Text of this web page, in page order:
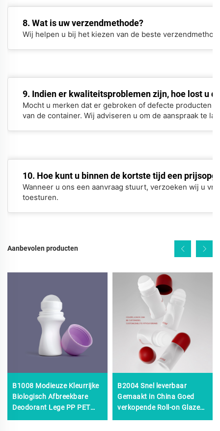
8. Wat is uw verzendmethode?
Wij helpen u bij het kiezen van de beste
9. Indien er kwaliteitsproblemen zijn, hoe lost u
Mocht u merken dat er gebroken of defecte producten
van de container. Wij adviseren u om de aanspraak te
10. Hoe kunt u binnen de kortste tijd een
Wanneer u ons een aanvraag stuurt, verzoeken wij u
toesturen.
Aanbevolen producten
B1008 Modieuze Kleurrijke
Biologisch Afbreekbare
Deodorant Lege PP PET
B2004 Snel leverbaar
Gemaakt in China Goed
verkopende Roll-on Glazen